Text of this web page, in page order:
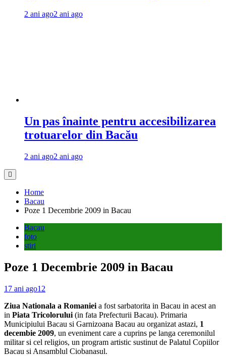
2 ani ago2 ani ago
Un pas înainte pentru accesibilizarea
trotuarelor din Bacău
2 ani ago2 ani ago
Home
Bacau
Poze 1 Decembrie 2009 in Bacau
Bacau
foto
stiri
Poze 1 Decembrie 2009 in Bacau
17 ani ago12
Ziua Nationala a Romaniei a fost sarbatorita in Bacau in acest an
in Piata Tricolorului (in fata Prefecturii Bacau). Primaria
Municipiului Bacau si Garnizoana Bacau au organizat astazi, 1
decembie 2009, un eveniment care a cuprins pe langa ceremonilul
militar si cel religios, un program artistic sustinut de Palatul Copiilor
Bacau si Ansamblul Ciobanasul.